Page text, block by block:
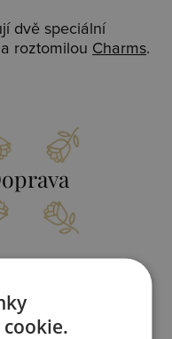
dvě speciální
a roztomilou Charms.